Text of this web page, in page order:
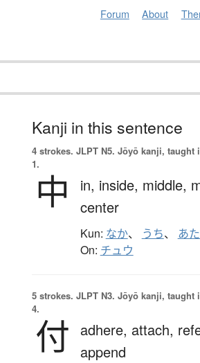
Forum About
Kanji in this sentence
4 strokes. JLPT N5. Jōyō kanji, taught
1.
中 in, inside, middle,
center
Kun: なか、 うち、 あ
On: チュウ
5 strokes. JLPT N3. Jōyō kanji, taught
4.
付 adhere, attach,
append